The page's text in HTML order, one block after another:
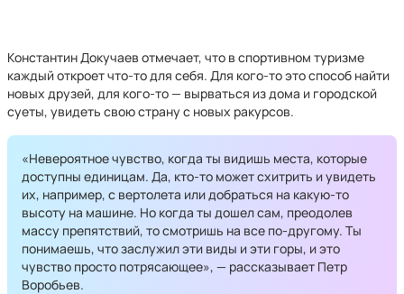
Константин Докучаев отмечает, что в спортивном туризме
каждый откроет что-то для себя. Для кого-то это способ найти
новых друзей, для кого-то — вырваться из дома и городской
суеты, увидеть свою страну с новых ракурсов.
«Невероятное чувство, когда ты видишь места, которые
доступны единицам. Да, кто-то может схитрить и увидеть
их, например, с вертолета или добраться на какую-то
высоту на машине. Но когда ты дошел сам, преодолев
массу препятствий, то смотришь на все по-другому. Ты
понимаешь, что заслужил эти виды и эти горы, и это
чувство просто потрясающее», — рассказывает Петр
Воробьев.